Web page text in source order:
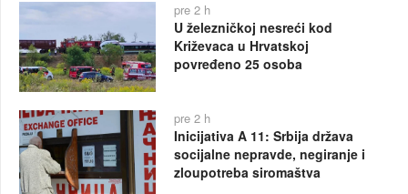
pre 2 h
U železničkoj nesreći kod
Križevaca u Hrvatskoj
povređeno 25 osoba
pre 2 h
Inicijativa A 11: Srbija država
socijalne nepravde, negiranje i
zloupotreba siromaštva